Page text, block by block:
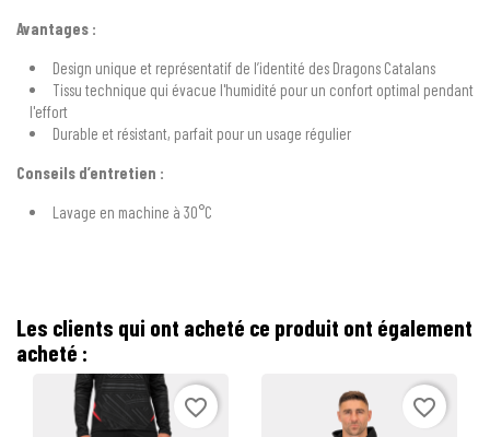
Avantages :
Design unique et représentatif de l’identité des Dragons Catalans
Tissu technique qui évacue l'humidité pour un confort optimal pendant
l'effort
Durable et résistant, parfait pour un usage régulier
Conseils d’entretien :
Lavage en machine à 30°C
Les clients qui ont acheté ce produit ont également
acheté :
favorite_border favorite_border